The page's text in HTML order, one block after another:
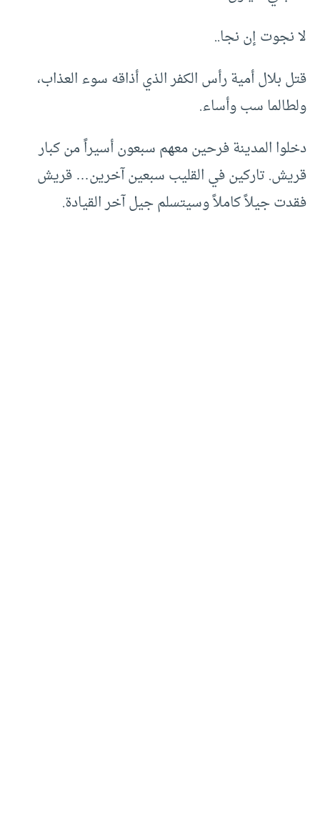
لا نجوت إن نجا..
قتل بلال أمية رأس الكفر الذي أذاقه سوء العذاب،
ولطالما سب وأساء.
دخلوا المدينة فرحين معهم سبعون أسيراً من كبار
قريش. تاركين في القليب سبعين آخرين… قريش
فقدت جيلاً كاملاً وسيتسلم جيل آخر القيادة.